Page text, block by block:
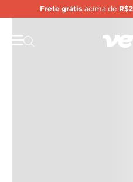
Frete grátis acima de